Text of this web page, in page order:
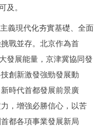
及。
義現代化夯實基礎、全面
戰並存。北京作為首
發展能量，京津冀協同發
創新激發強勁發展動
時代首都發展前景廣
，增強必勝信心，以苦
都各項事業發展新局